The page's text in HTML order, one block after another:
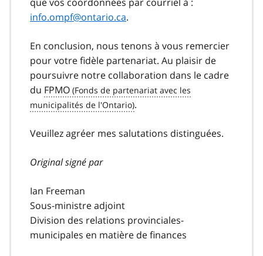
info.ompf@ontario.ca.
En conclusion, nous tenons à vous remercier
pour votre fidèle partenariat. Au plaisir de
poursuivre notre collaboration dans le cadre
du FPMO
.
Veuillez agréer mes salutations distinguées.
Original signé par
Ian Freeman
Sous-ministre adjoint
Division des relations provinciales-
municipales en matière de finances